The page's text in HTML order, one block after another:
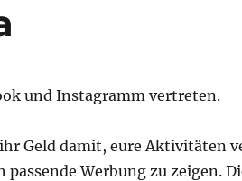
und Instagramm vertreten.
Geld damit, eure Aktivitäten
passende Werbung zu zeigen.